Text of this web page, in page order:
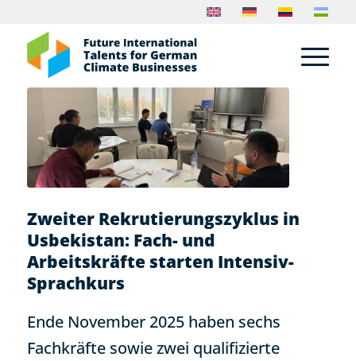
Zweiter Rekrutierungszyklus in
Usbekistan: Fach- und
Arbeitskräfte starten Intensiv-
Sprachkurs
Ende November 2025 haben sechs
Fachkräfte sowie zwei qualifizierte